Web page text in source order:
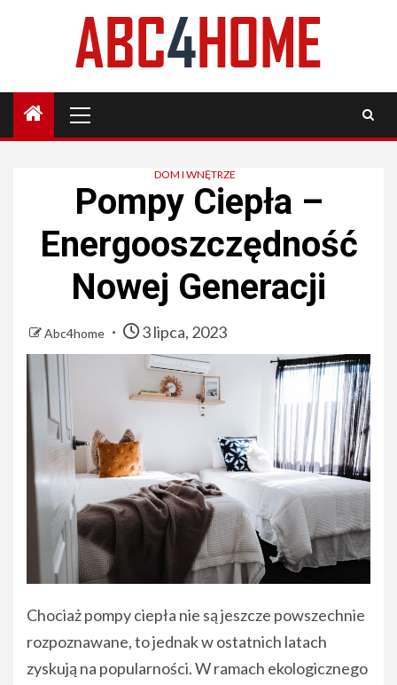
Menu
DOM I WNĘTRZE
Pompy Ciepła –
Energooszczędność
Nowej Generacji
Abc4home 3 lipca, 2023
Chociaż pompy ciepła nie są jeszcze powszechnie
rozpoznawane, to jednak w ostatnich latach
zyskują na popularności. W ramach ekologicznego